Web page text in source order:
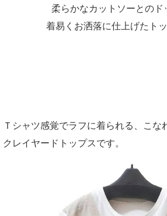
柔らかなカットソーとのド
着易くお洒落に仕上げたト
Ｔシャツ感覚でラフに着られる、こな
クレイヤードトップスです。